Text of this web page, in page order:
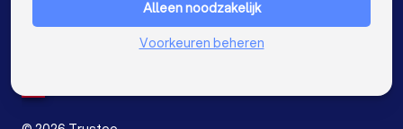
Architecten in Maastricht
Architecten in Leiden
Architecten in Zoetermeer
Nederland
Alleen noodzakelijk
Voorkeuren beheren